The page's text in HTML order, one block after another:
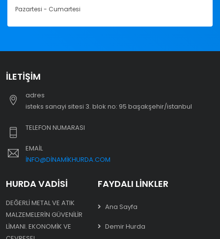
Pazartesi - Cumartesi
İLETIŞIM
adres
i̇steks sanayi sitesi 3. blok no: 95 başakşehir/i̇stanbul
TELEFON NUMARASI
EMAIL
INFO@DINAMIKHURDA.COM
HURDA VADISI
DEĞERLI METAL VE ATIK
MALZEMELERIN GÜVENILIR
LIMANI. EKONOMIK VE
FAYDALI LINKLER
Ana Sayfa
Demir Hurda